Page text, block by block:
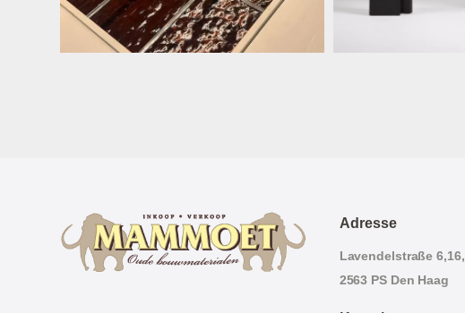
Adresse
Lavendelstraße 6,16,
2563 PS Den Haag